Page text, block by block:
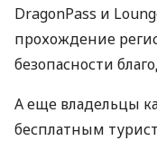
DragonPass и
прохождение
безопасности
А еще владельцы
бесплатным